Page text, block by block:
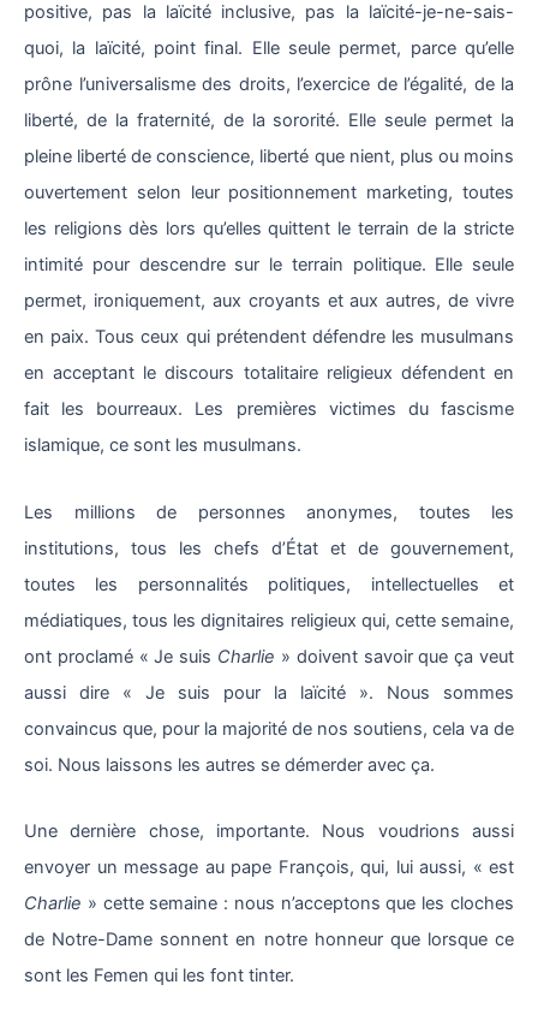
positive, pas la laïcité inclusive, pas la laïcité-je-ne-sais-
quoi, la laïcité, point final. Elle seule permet, parce qu’elle
prône l’universalisme des droits, l’exercice de l’égalité, de la
liberté, de la fraternité, de la sororité. Elle seule permet la
pleine liberté de conscience, liberté que nient, plus ou moins
ouvertement selon leur positionnement marketing, toutes
les religions dès lors qu’elles quittent le terrain de la stricte
intimité pour descendre sur le terrain politique. Elle seule
permet, ironiquement, aux croyants et aux autres, de vivre
en paix. Tous ceux qui prétendent défendre les musulmans
en acceptant le discours totalitaire religieux défendent en
fait les bourreaux. Les premières victimes du fascisme
islamique, ce sont les musulmans.
Les millions de personnes anonymes, toutes les
institutions, tous les chefs d’État et de gouvernement,
toutes les personnalités politiques, intellectuelles et
médiatiques, tous les dignitaires religieux qui, cette semaine,
ont proclamé « Je suis Charlie » doivent savoir que ça veut
aussi dire « Je suis pour la laïcité ». Nous sommes
convaincus que, pour la majorité de nos soutiens, cela va de
soi. Nous laissons les autres se démerder avec ça.
Une dernière chose, importante. Nous voudrions aussi
envoyer un message au pape François, qui, lui aussi, « est
Charlie » cette semaine : nous n’acceptons que les cloches
de Notre-Dame sonnent en notre honneur que lorsque ce
sont les Femen qui les font tinter.